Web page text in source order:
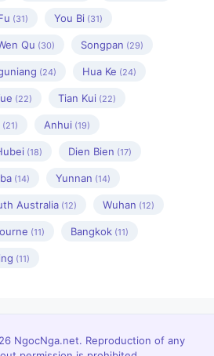
(31) You Bi (31)
Qu (30) Songpan (29)
(24) Hua Ke (24)
(22) Tian Kui (22)
(21) Anhui (19)
(18) Dien Bien (17)
(14) Yunnan (14)
Australia (12) Wuhan (12)
(11) Bangkok (11)
(11)
NgocNga.net. Reproduction of any